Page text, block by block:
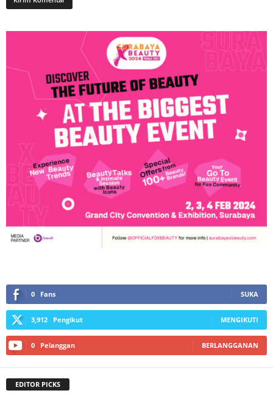
0 Fans SUKA
3,912 Pengikut MENGIKUTI
0 Pelanggan BERLANGGANAN
EDITOR PICKS